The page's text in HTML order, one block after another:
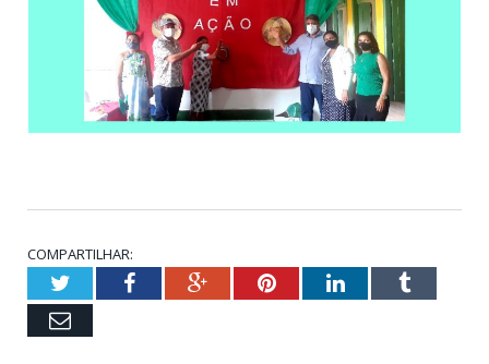
COMPARTILHAR:
TwitterFacebookGoogle+PinterestLinkedInTumblr
Email